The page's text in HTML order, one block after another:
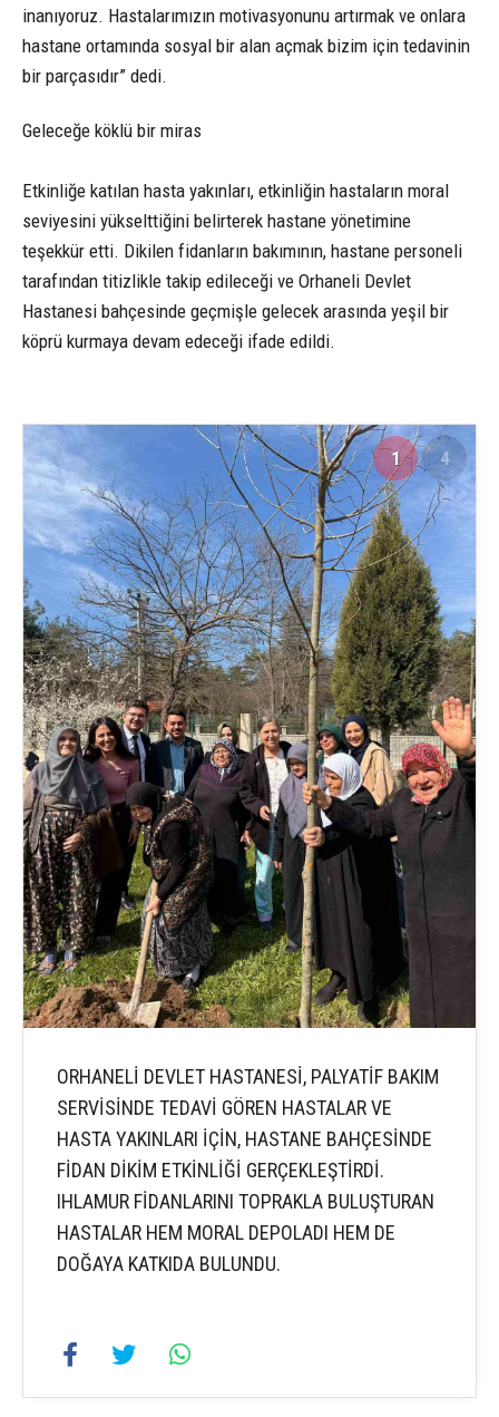
inanıyoruz. Hastalarımızın motivasyonunu artırmak ve onlara
hastane ortamında sosyal bir alan açmak bizim için tedavinin
bir parçasıdır” dedi.
Geleceğe köklü bir miras
Etkinliğe katılan hasta yakınları, etkinliğin hastaların moral
seviyesini yükselttiğini belirterek hastane yönetimine
teşekkür etti. Dikilen fidanların bakımının, hastane personeli
tarafından titizlikle takip edileceği ve Orhaneli Devlet
Hastanesi bahçesinde geçmişle gelecek arasında yeşil bir
köprü kurmaya devam edeceği ifade edildi.
1 4
ORHANELİ DEVLET HASTANESİ, PALYATİF BAKIM
SERVİSİNDE TEDAVİ GÖREN HASTALAR VE
HASTA YAKINLARI İÇİN, HASTANE BAHÇESİNDE
FİDAN DİKİM ETKİNLİĞİ GERÇEKLEŞTİRDİ.
IHLAMUR FİDANLARINI TOPRAKLA BULUŞTURAN
HASTALAR HEM MORAL DEPOLADI HEM DE
DOĞAYA KATKIDA BULUNDU.